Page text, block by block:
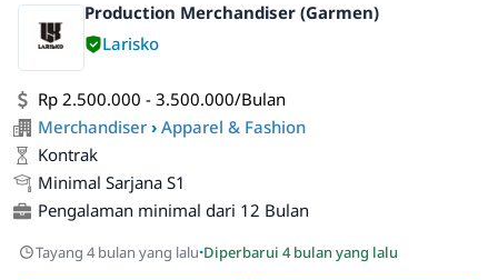
Production Merchandiser (Garmen)
Larisko
Rp 2.500.000 - 3.500.000/Bulan
Merchandiser › Apparel & Fashion
Kontrak
Minimal Sarjana S1
Pengalaman minimal dari 12 Bulan
Tayang 4 bulan yang lalu·Diperbarui 4 bulan yang lalu